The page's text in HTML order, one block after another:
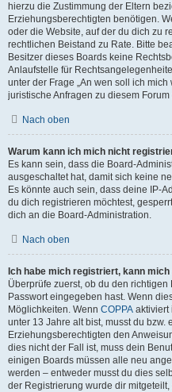
hierzu die Zustimmung der Eltern
Erziehungsberechtigten benötigen.
oder die Website, auf der du dich zu
rechtlichen Beistand zu Rate. Bitte
Besitzer dieses Boards keine
Anlaufstelle für
unter der Frage „An wen soll ich
juristische Anfragen zu diesem
Nach oben
Warum kann ich mich nicht
Es kann sein, dass die Board-
ausgeschaltet hat, damit sich keine
Es könnte auch sein, dass deine IP-
du dich registrieren möchtest,
dich an die Board-Administration.
Nach oben
Ich habe mich registriert, kann
Überprüfe zuerst, ob du den
Passwort eingegeben hast. Wenn
Möglichkeiten. Wenn COPPA aktiviert
unter 13 Jahre alt bist, musst du
Erziehungsberechtigten den
dies nicht der Fall ist, muss dein
einigen Boards müssen alle neu
werden – entweder musst du dies
der Registrierung wurde dir